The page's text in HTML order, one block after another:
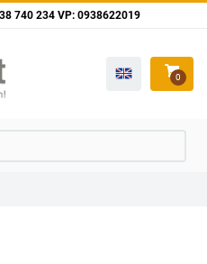
740 234 VP: 0938622019
0